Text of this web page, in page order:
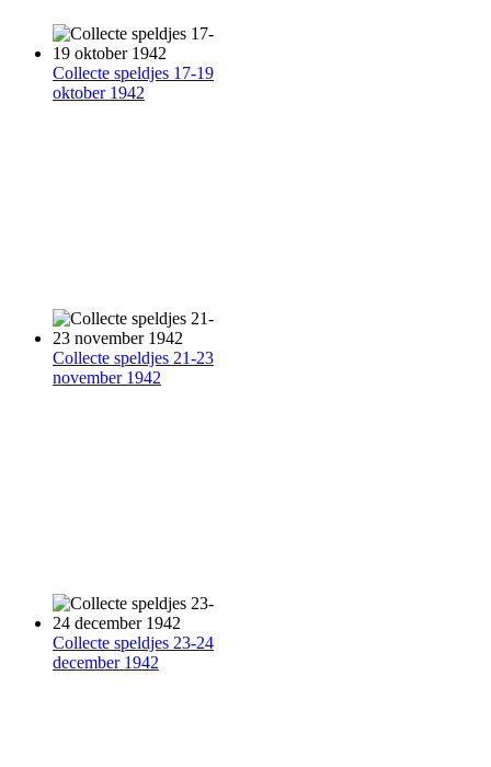
Collecte speldjes 17-19
oktober 1942
Collecte speldjes 21-23
november 1942
Collecte speldjes 23-24
december 1942